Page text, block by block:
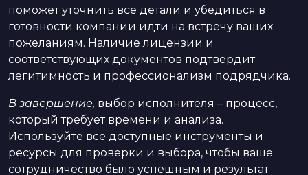
поможет уточнить все детали и убедиться в
готовности компании идти на встречу ваших
пожеланиям. Наличие лицензии и
соответствующих документов подтвердит
легитимность и профессионализм подрядчика.
В завершение, выбор исполнителя – процесс,
который требует времени и анализа.
Используйте все доступные инструменты и
ресурсы для проверки и выбора, чтобы ваше
сотрудничество было успешным и результат